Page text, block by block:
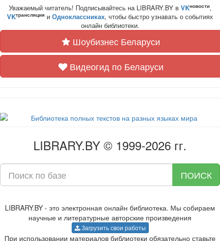
Уважаемый читатель! Подписывайтесь на LIBRARY.BY в VKновости,
VKтрансляция и Одноклассниках, чтобы быстро узнавать о событиях
онлайн библиотеки.
Шоубизнес Беларуси
Видеогид по Беларуси
LIBRARY.BY © 1999-2026 гг.
ПОИСК
LIBRARY.BY - это электронная онлайн библиотека. Мы собираем
научные и литературные авторские произведения
Загрузить свои работы
При использовании материалов библиотеки обязательно ставьте